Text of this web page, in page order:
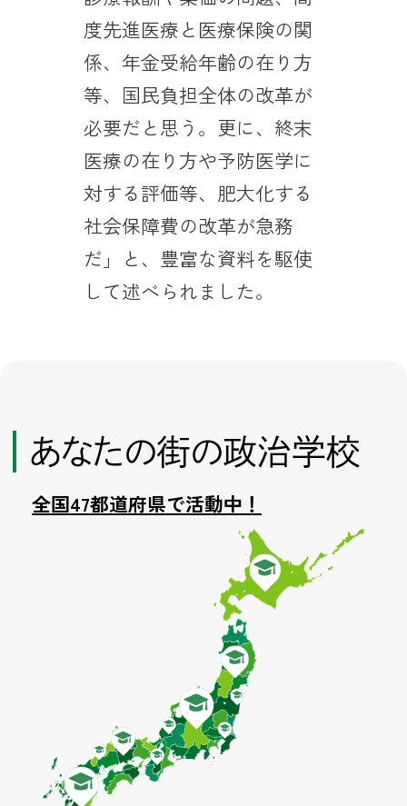
度先進医療と医療保険の関
係、年金受給年齢の在り方
等、国民負担全体の改革が
必要だと思う。更に、終末
医療の在り方や予防医学に
対する評価等、肥大化する
社会保障費の改革が急務
だ」と、豊富な資料を駆使
して述べられました。
あなたの街の政治学校
全国47都道府県で活動中！